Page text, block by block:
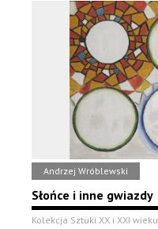
Andrzej Wróblewski
Słońce i inne gwiazdy
Kolekcja Sztuki XX i XXI wieku